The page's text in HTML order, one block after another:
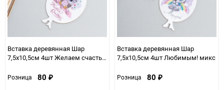
Вставка деревянная Шар
7,5х10,5см 4шт Желаем счастья!
Розница 80 ₽
Вставка деревянная Шар
7,5х10,5см 4шт Любимым! микс
Розница 80 ₽